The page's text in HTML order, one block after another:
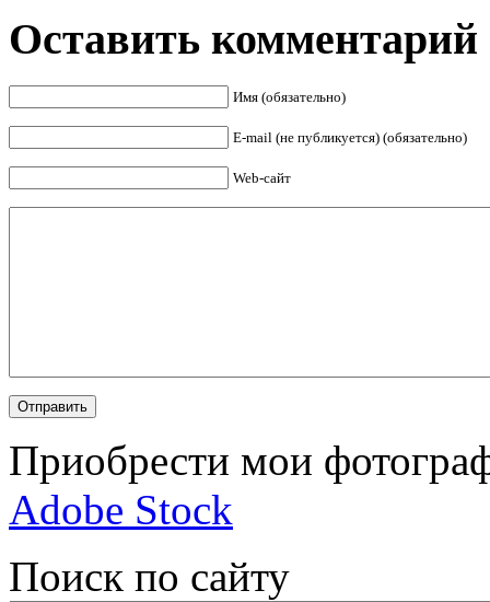
Оставить комментарий
Имя (обязательно)
E-mail (не публикуется) (обязательно)
Web-сайт
Приобрести мои
Adobe Stock
Поиск по сайту